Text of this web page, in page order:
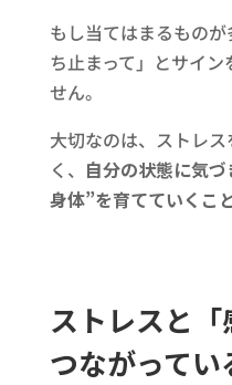
もし当てはまるもの
ち止まって」とサイ
せん。
大切なのは、ストレ
く、 自分の状態に気
身体”を育てていくこ
ストレスと「
つながってい